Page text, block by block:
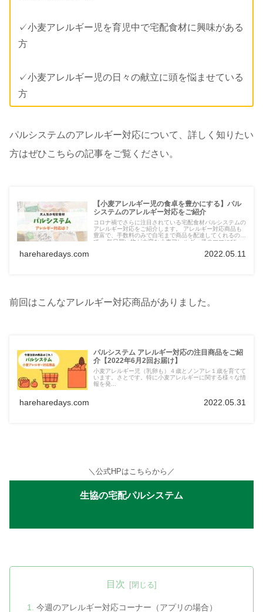
✓小麦アレルギー児を育児中で宅配食材に興味がある
方
✓小麦アレルギー児の日々の献立に頭を悩ませている
方
パルシステムのアレルギー対応について、詳しく知りたい
方はぜひこちらの記事をご覧ください。
【小麦アレルギー児の食卓を豊かにする】パル
システムのアレルギー対応をご紹介
コロナ禍でさらに注目されている宅配食材パルシステムの
アレルギー対応をご紹介します。 アレルギー対応商品も
豊富で、手数料のみで自宅まで商品を配達してくれるの
で、 毎日買い物が大変な小麦アレルギー児のママにぴっ
hareharedays.com 2022.05.11
前回はこんなアレルギー対応商品がありました。
パルシステム アレルギー対応の注目商品をご紹
介【2022年6月2回お届け】
小麦アレルギー児（乳卵も）４歳とノンアレ１歳を育てて
います。さとです。特に小麦アレルギーに関する様々な情
報を発...
hareharedays.com 2022.05.31
＼公式HPはこちらから／
生協の宅配パルシステム
目次
今週のアレルギー対応コーナー（アプリの場合）